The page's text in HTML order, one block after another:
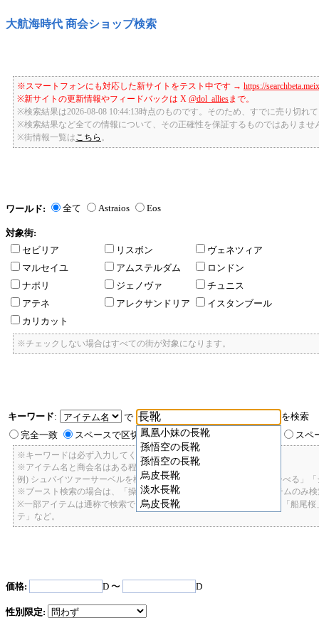
大航海時代 商会ショップ検索
※スマートフォンにも対応した新サイトをテスト中です → https://
※新サイトの更新情報やフィードバックは X @dol_alliesまで。
※検索結果は2026-08-08 10:44:13時点のものです。そのため、すでに売り切れ
※検索結果など全ての情報について、その正確性を保証するものではありませ
※街情報一覧は こちら
ワールド: 全て Astraios Eos
対象街:
セビリア
リスボン
ヴェネツィア
マルセイユ
アムステルダム
ロンドン
ナポリ
ジェノヴァ
チュニス
アテネ
アレクサンドリア
イスタンブール
カリカット
※チェックしない場合はすべての街が対象になります。
キーワード:
で
鳳凰小妹の長靴
孫悟空の長靴
孫悟空の長靴
烏皮長靴
淡水長靴
烏皮長靴
を検索
完全一致
スペースで区切ったキーワードのいずれかを含む スペ
※キーワードは必ず入力してください。
※アイテム名と商会名はある程度曖昧に検索できます。
例) シュバイツァーサーベルを検索したい場合: 「しゅばいつあーさーべる」
※ブースト検索の場合は、「操舵+2」で検索すると、操舵+2のアイテムのみ
※一部アイテムは通称で検索できます。「カテ1」「C1」「ロット1」「船尾
テ」など。
価格: D 〜 D
性別限定: